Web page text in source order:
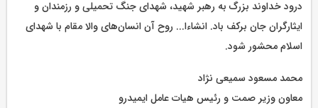
درود خداوند بزرگ به رهبر شهید، شهدای جنگ تحمیلی و رزمندان و
ایثارگران جان برکف باد. انشاءا... روح آن انسان‌های والا مقام با شهدای
اسلام محشور شود.
محمد مسعود سمیعی نژاد
معاون وزیر صمت و رئیس هیات عامل ایمیدرو